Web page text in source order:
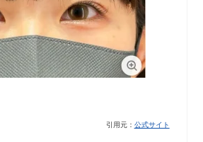
引用元： 公式サイト